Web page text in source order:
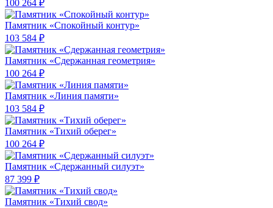
100 264 ₽
Памятник «Спокойный контур»
103 584 ₽
Памятник «Сдержанная геометрия»
100 264 ₽
Памятник «Линия памяти»
103 584 ₽
Памятник «Тихий оберег»
100 264 ₽
Памятник «Сдержанный силуэт»
87 399 ₽
Памятник «Тихий свод»